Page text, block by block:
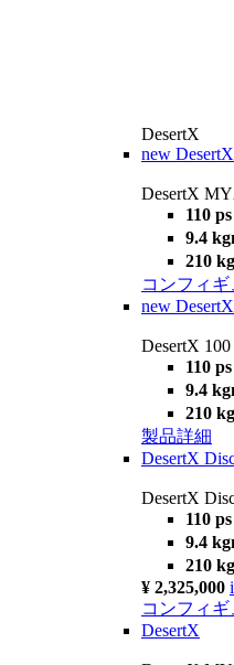
DesertX
new DesertX
DesertX
110 ps
9.4
210 kg
コンフィ
new
DesertX 100
110 ps
9.4
210 kg
製品詳細
DesertX
DesertX
110 ps
9.4
210 kg
¥ 2,325,000 i
コンフィ
DesertX